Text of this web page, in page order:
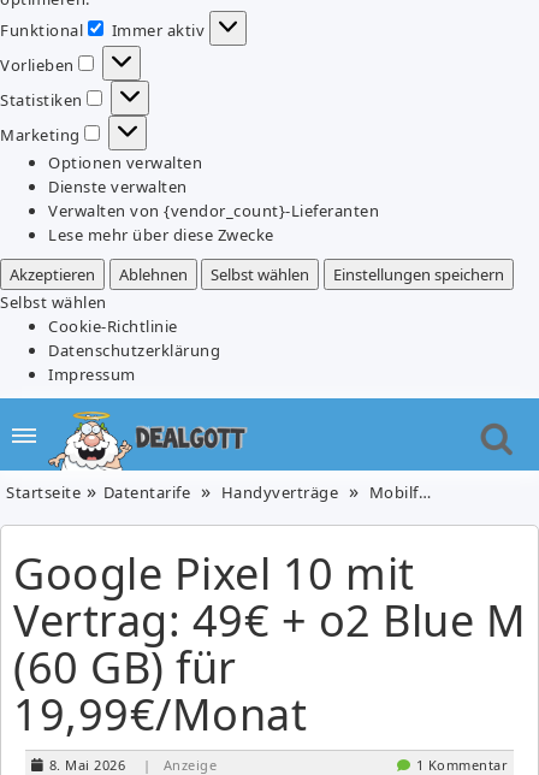
Funktional
Funktional
Immer aktiv
Vorlieben
Vorlieben
Statistiken
Statistiken
Marketing
Marketing
Optionen verwalten
Dienste verwalten
Verwalten von {vendor_count}-Lieferanten
Lese mehr über diese Zwecke
Akzeptieren
Ablehnen Selbst wählen
Einstellungen speichern
Selbst wählen
Cookie-Richtlinie
Datenschutzerklärung
Impressum
Startseite Datentarife Handyverträge Mobilfunk
Google Pixel 10 mit
Vertrag: 49€ + o2 Blue M
(60 GB) für
19,99€/Monat
8. Mai 2026 | Anzeige 1 Kommentar